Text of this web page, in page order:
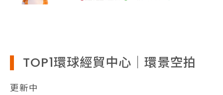
TOP1環球經貿中心｜環景空拍
更新中